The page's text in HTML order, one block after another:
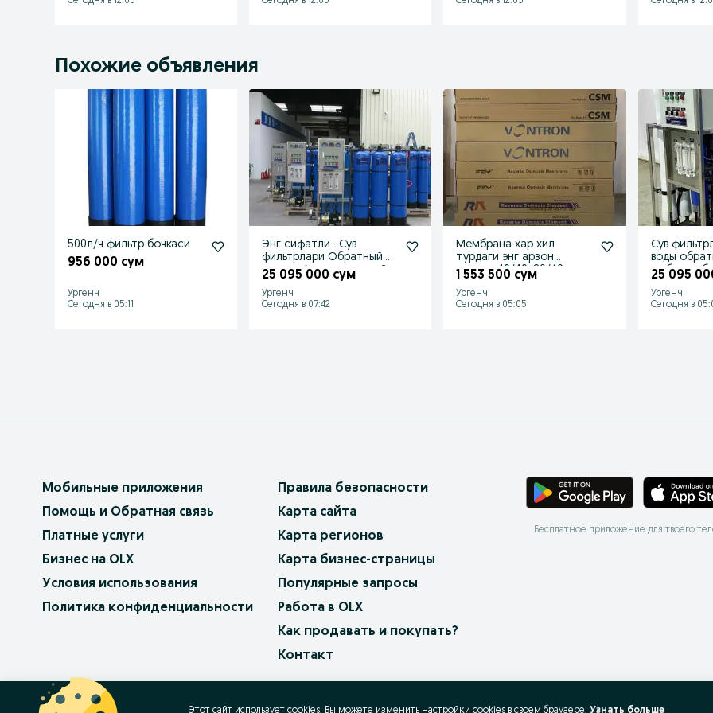
Похожие объявления
500л/ч фильтр бочкаси
956 000 сум
Ургенч
Сегодня в 05:11
Энг сифатли . Сув
фильтрлари Обратный
осмос. Аник заводской
25 095 000 сум
Ургенч
Сегодня в 07:42
Мембрана хар хил
турдаги энг арзон
нарзда 40/40: 80/40
1 553 500 сум
Ургенч
Сегодня в 05:05
Сув
воды
любого
25 095
Ургенч
Сегодня в
Мобильные приложения
Помощь и Обратная связь
Платные услуги
Бизнес на OLX
Условия использования
Политика конфиденциальности
Правила безопасности
Карта сайта
Карта регионов
Карта бизнес-страницы
Популярные запросы
Работа в OLX
Как продавать и покупать?
Контакт
Бесплатное приложение для твоего
OLX.bg
Этот сайт использует cookies. Вы можете изменить настройки cookies в своeм браузере. Узнать больше